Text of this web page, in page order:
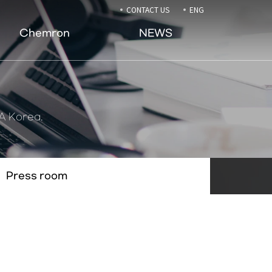
Chemron NEWS
CONTACT US ENG
Korea.
Press room